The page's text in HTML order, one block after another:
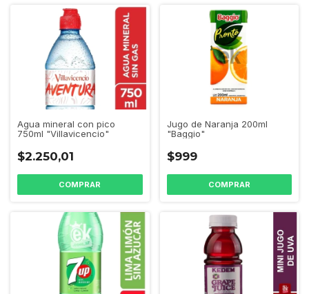
Agua mineral con pico
750ml "Villavicencio"
$2.250,01
Jugo de Naranja 200ml
"Baggio"
$999